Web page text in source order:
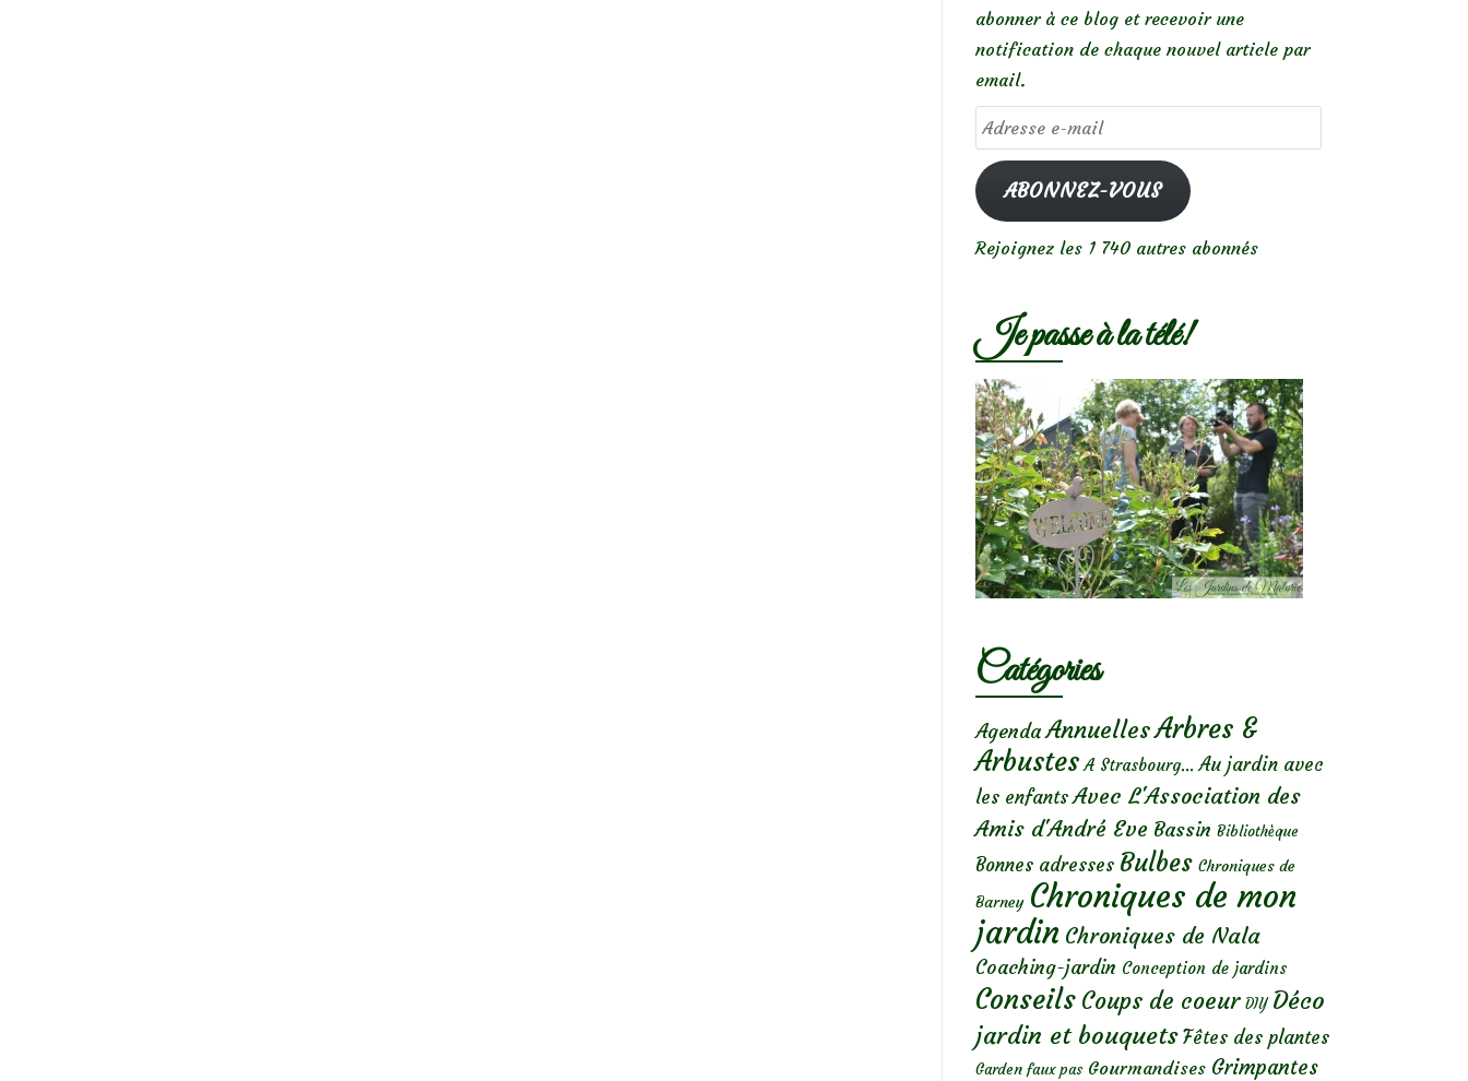
abonner à ce blog et recevoir une
notification de chaque nouvel article par
email.
Adresse
e-
mailABONNEZ-VOUS
Rejoignez les 1 740 autres abonnés
Je passe à la télé!
Catégories
Agenda AnnuellesArbres &
Arbustes A Strasbourg... Au jardin avec
les enfants Avec L'Association des
Amis d'André Eve Bassin Bibliothèque
Bonnes adresses Bulbes Chroniques de
Barney Chroniques de mon
jardin Chroniques de Nala
Coaching-jardin Conception de jardins
Conseils Coups de coeur DIY Déco
jardin et bouquets Fêtes des plantes
Garden faux pas Gourmandises Grimpantes